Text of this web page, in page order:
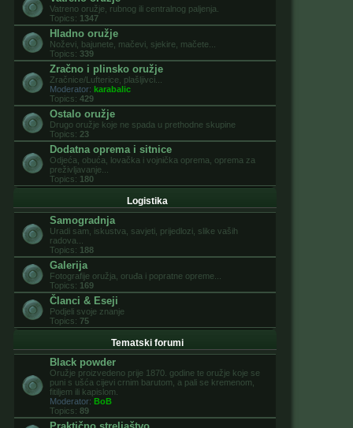
Vatreno oružje, rubnog ili centralnog paljenja.
Topics: 1347
Hladno oružje
Noževi, bajunete, mačevi, sjekire, mačete...
Topics: 339
Zračno i plinsko oružje
Zračnice/Lufterice, plašljivci...
Moderator: karabalic
Topics: 429
Ostalo oružje
Drugo oružje koje ne spada u prethodne skupine
Topics: 23
Dodatna oprema i sitnice
Odjeća, obuća, lovačka i vojnička oprema, oprema za
preživljavanje...
Topics: 180
Logistika
Samogradnja
Uradi sam, iskustva, savjeti, prijedlozi, slike vaših
radova...
Topics: 188
Galerija
Fotografije oružja, oruđa i popratne opreme...
Topics: 169
Članci & Eseji
Podjeli svoje znanje
Topics: 75
Tematski forumi
Black powder
Oružje proizvedeno prije 1870. godine te oružje koje se
puni s ušća cijevi crnim barutom, a pali se kremenom,
fitiljem ili kapislom.
Moderator: BoB
Topics: 89